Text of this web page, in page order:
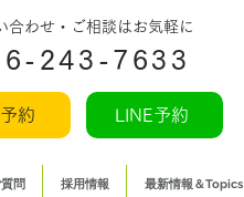
合わせ・ご相談はお気軽に
243-7633
約 LINE予約
問 採用情報 最新情報＆Topics